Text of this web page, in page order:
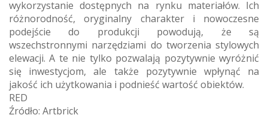
wykorzystanie dostępnych na rynku materiałów. Ich
różnorodność, oryginalny charakter i nowoczesne
podejście do produkcji powodują, że są
wszechstronnymi narzędziami do tworzenia stylowych
elewacji. A te nie tylko pozwalają pozytywnie wyróżnić
się inwestycjom, ale także pozytywnie wpłynąć na
jakość ich użytkowania i podnieść wartość obiektów.
RED
Źródło: Artbrick